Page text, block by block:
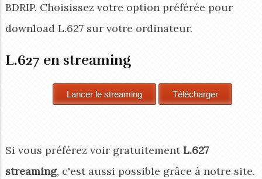
BDRIP. Choisissez votre option préférée pour
download L.627sur votre ordinateur.
L.627 en streaming
Si vous préférez voir gratuitementL.627
streaming, c'est aussi possible grâce à notre site.